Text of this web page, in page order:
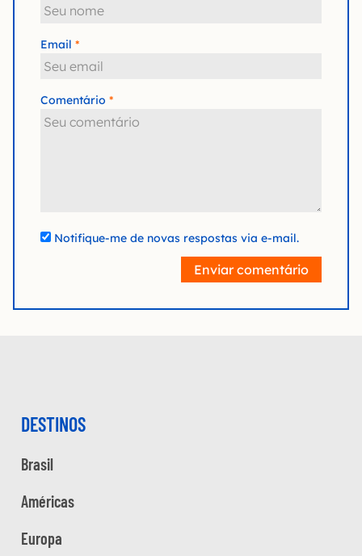
Email
Comentário
Notifique-me de novas respostas via e-mail.
Enviar comentário
DESTINOS
Brasil
Américas
Europa